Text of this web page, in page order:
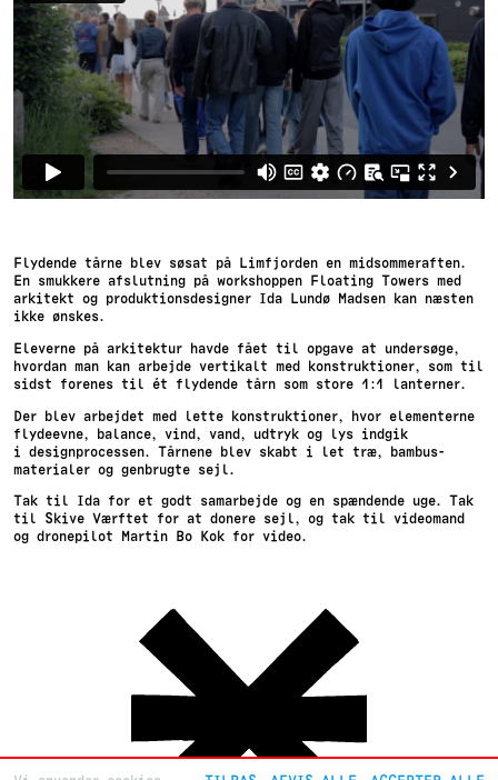
Flydende tårne blev søsat på Limfjorden en midsommeraften.
En smukkere afslutning på workshoppen Floating Towers med
arkitekt og produktionsdesigner Ida Lundø Madsen kan næsten
ikke ønskes.
Eleverne på arkitektur havde fået til opgave at undersøge,
hvordan man kan arbejde vertikalt med konstruktioner, som til
sidst forenes til ét flydende tårn som store 1:1 lanterner.
Der blev arbejdet med lette konstruktioner, hvor elementerne
flydeevne, balance, vind, vand, udtryk og lys indgik
i designprocessen. Tårnene blev skabt i let træ, bambus-
materialer og genbrugte sejl.
Tak til Ida for et godt samarbejde og en spændende uge. Tak
til Skive Værftet for at donere sejl, og tak til videomand
og dronepilot Martin Bo Kok for video.